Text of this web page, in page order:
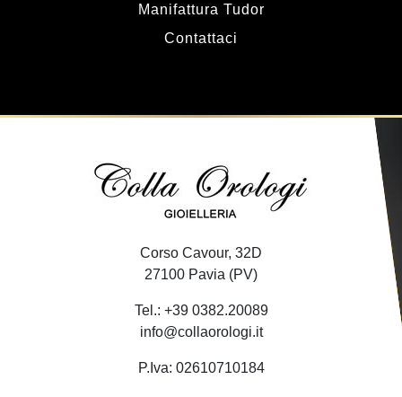
Manifattura Tudor
Contattaci
Corso Cavour, 32D
27100 Pavia (PV)
Tel.: +39 0382.20089
info@collaorologi.it
P.Iva: 02610710184